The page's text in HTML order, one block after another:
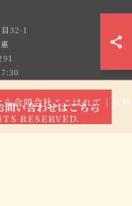
問い合わせはこちら
32-1
合同会社ここはれて｜無料
RESERVED.